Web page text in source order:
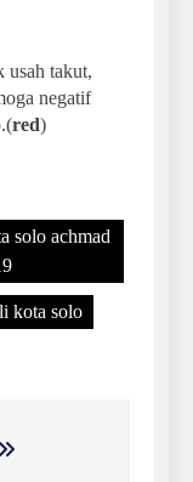
usah takut,
negatif
red)
solo achmad
kota solo